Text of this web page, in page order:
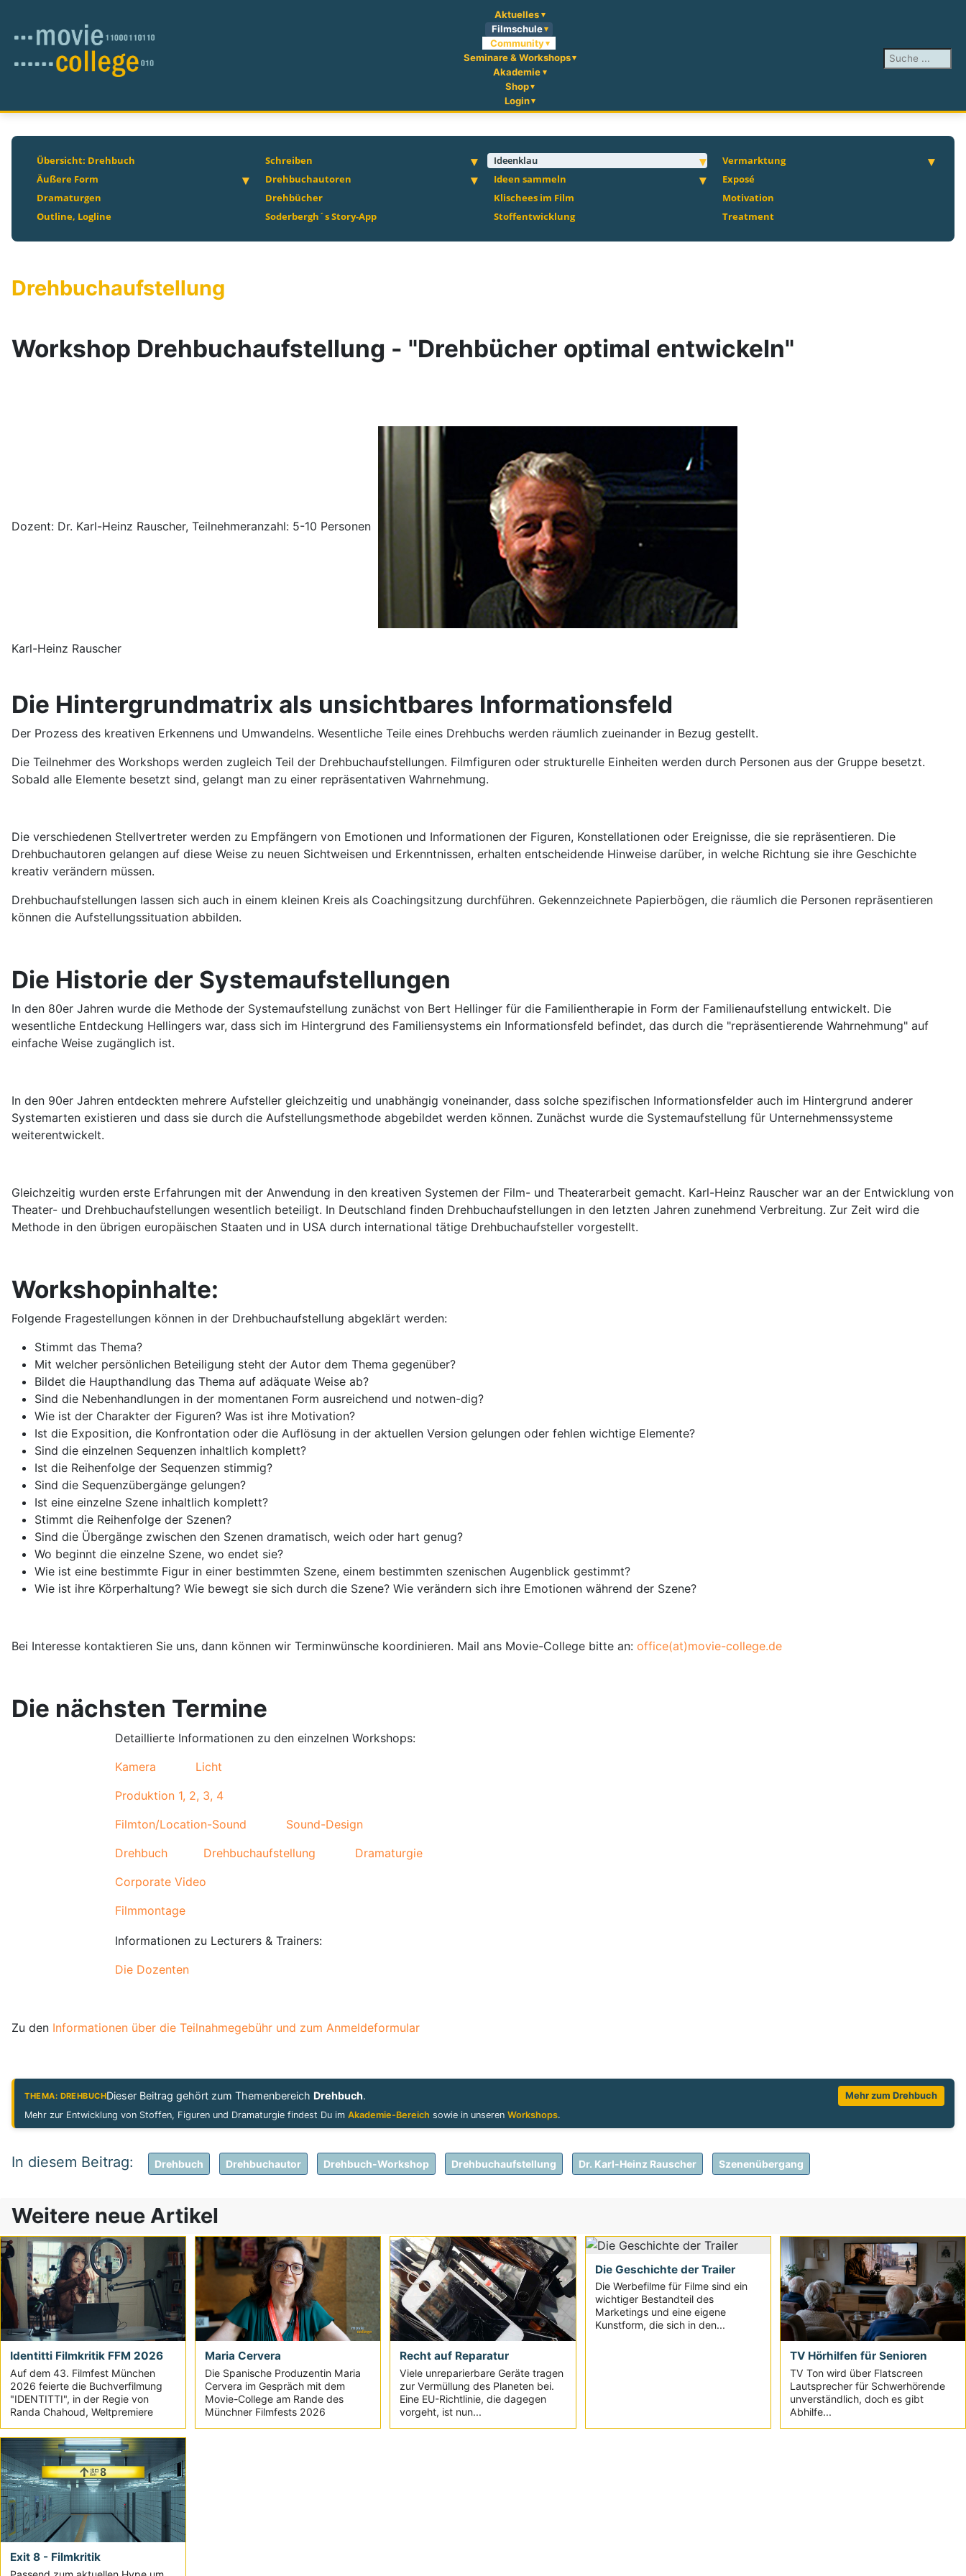
Aktuelles
Filmschule
Community
Seminare & Workshops
Akademie
Shop
Login
Suchen ...
Übersicht: Drehbuch Schreiben Ideenklau
Vermarktung
Äußere Form
Drehbuchautoren Ideen sammeln
Exposé
Dramaturgen
Drehbücher Klischees im Film
Motivation
Outline, Logline
Soderbergh´s Story-App Stoffentwicklung Treatment
Drehbuchaufstellung
Workshop Drehbuchaufstellung - "Drehbücher optimal entwickeln"
Dozent: Dr. Karl-Heinz Rauscher, Teilnehmeranzahl: 5-10 Personen
Karl-Heinz Rauscher
Die Hintergrundmatrix als unsichtbares Informationsfeld
Der Prozess des kreativen Erkennens und Umwandelns. Wesentliche Teile eines Drehbuchs werden räumlich zueinander in Bezug gestellt.
Die Teilnehmer des Workshops werden zugleich Teil der Drehbuchaufstellungen. Filmfiguren oder strukturelle Einheiten werden durch Personen aus der Gruppe besetzt.
Sobald alle Elemente besetzt sind, gelangt man zu einer repräsentativen Wahrnehmung.
Die verschiedenen Stellvertreter werden zu Empfängern von Emotionen und Informationen der Figuren, Konstellationen oder Ereignisse, die sie repräsentieren. Die
Drehbuchautoren gelangen auf diese Weise zu neuen Sichtweisen und Erkenntnissen, erhalten entscheidende Hinweise darüber, in welche Richtung sie ihre Geschichte
kreativ verändern müssen.
Drehbuchaufstellungen lassen sich auch in einem kleinen Kreis als Coachingsitzung durchführen. Gekennzeichnete Papierbögen, die räumlich die Personen repräsentieren
können die Aufstellungssituation abbilden.
Die Historie der Systemaufstellungen
In den 80er Jahren wurde die Methode der Systemaufstellung zunächst von Bert Hellinger für die Familientherapie in Form der Familienaufstellung entwickelt. Die
wesentliche Entdeckung Hellingers war, dass sich im Hintergrund des Familiensystems ein Informationsfeld befindet, das durch die "repräsentierende Wahrnehmung" auf
einfache Weise zugänglich ist.
In den 90er Jahren entdeckten mehrere Aufsteller gleichzeitig und unabhängig voneinander, dass solche spezifischen Informationsfelder auch im Hintergrund anderer
Systemarten existieren und dass sie durch die Aufstellungsmethode abgebildet werden können. Zunächst wurde die Systemaufstellung für Unternehmenssysteme
weiterentwickelt.
Gleichzeitig wurden erste Erfahrungen mit der Anwendung in den kreativen Systemen der Film- und Theaterarbeit gemacht. Karl-Heinz Rauscher war an der Entwicklung von
Theater- und Drehbuchaufstellungen wesentlich beteiligt. In Deutschland finden Drehbuchaufstellungen in den letzten Jahren zunehmend Verbreitung. Zur Zeit wird die
Methode in den übrigen europäischen Staaten und in USA durch international tätige Drehbuchaufsteller vorgestellt.
Workshopinhalte:
Folgende Fragestellungen können in der Drehbuchaufstellung abgeklärt werden:
Stimmt das Thema?
Mit welcher persönlichen Beteiligung steht der Autor dem Thema gegenüber?
Bildet die Haupthandlung das Thema auf adäquate Weise ab?
Sind die Nebenhandlungen in der momentanen Form ausreichend und notwen-dig?
Wie ist der Charakter der Figuren? Was ist ihre Motivation?
Ist die Exposition, die Konfrontation oder die Auflösung in der aktuellen Version gelungen oder fehlen wichtige Elemente?
Sind die einzelnen Sequenzen inhaltlich komplett?
Ist die Reihenfolge der Sequenzen stimmig?
Sind die Sequenzübergänge gelungen?
Ist eine einzelne Szene inhaltlich komplett?
Stimmt die Reihenfolge der Szenen?
Sind die Übergänge zwischen den Szenen dramatisch, weich oder hart genug?
Wo beginnt die einzelne Szene, wo endet sie?
Wie ist eine bestimmte Figur in einer bestimmten Szene, einem bestimmten szenischen Augenblick gestimmt?
Wie ist ihre Körperhaltung? Wie bewegt sie sich durch die Szene? Wie verändern sich ihre Emotionen während der Szene?
Bei Interesse kontaktieren Sie uns, dann können wir Terminwünsche koordinieren. Mail ans Movie-College bitte an: office(at)movie-college.de
Die nächsten Termine
Detaillierte Informationen zu den einzelnen Workshops:
Kamera
Licht
Produktion 1, 2, 3, 4
Filmton/Location-Sound
Sound-Design
Drehbuch
Drehbuchaufstellung
Dramaturgie
Corporate Video
Filmmontage
Informationen zu Lecturers & Trainers:
Die Dozenten
Zu den Informationen über die Teilnahmegebühr und zum Anmeldeformular
THEMA: DREHBUCHDieser Beitrag gehört zum Themenbereich Drehbuch.
Mehr zum Drehbuch
Mehr zur Entwicklung von Stoffen, Figuren und Dramaturgie findest Du imAkademie-Bereich sowie in unserenWorkshops.
Drehbuch Drehbuchautor Drehbuch-Workshop Drehbuchaufstellung Dr. Karl-Heinz Rauscher Szenenübergang
Weitere neue Artikel
Identitti Filmkritik FFM 2026
Auf dem 43. Filmfest München
2026 feierte die Buchverfilmung
"IDENTITTI", in der Regie von
Randa Chahoud, Weltpremiere
Maria Cervera
Die Spanische Produzentin Maria
Cervera im Gespräch mit dem
Movie-College am Rande des
Münchner Filmfests 2026
Recht auf Reparatur
Viele unreparierbare Geräte tragen
zur Vermüllung des Planeten bei.
Eine EU-Richtlinie, die dagegen
vorgeht, ist nun...
Die Geschichte der Trailer
Die Werbefilme für Filme sind ein
wichtiger Bestandteil des
Marketings und eine eigene
Kunstform, die sich in den...
TV Hörhilfen für Senioren
TV Ton wird über Flatscreen
Lautsprecher für Schwerhörende
unverständlich, doch es gibt
Abhilfe...
Exit 8 - Filmkritik